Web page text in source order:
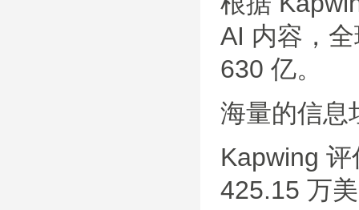
AI 内容，
630 亿。
海量的信息
Kapwing
425.15 万